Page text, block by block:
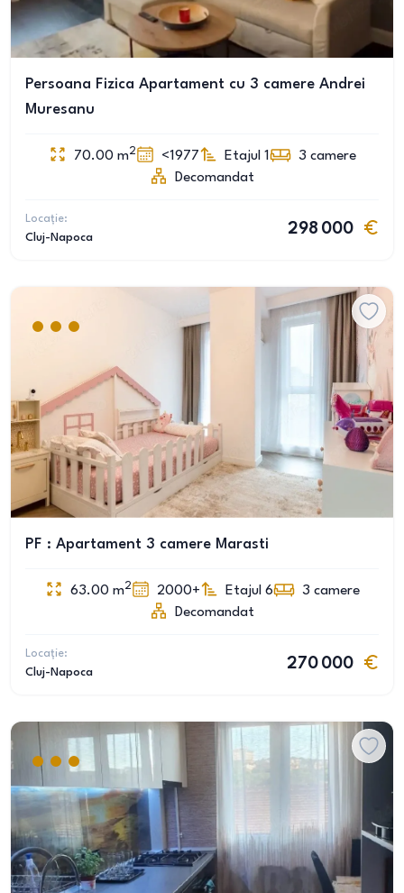
Persoana Fizica Apartament cu 3 camere Andrei
Muresanu
70.00 m2 <1977 Etajul 1 3 camere
Decomandat
Locație:
Cluj-Napoca
298 000
PF : Apartament 3 camere Marasti
63.00 m2 2000+ Etajul 6 3 camere
Decomandat
Locație:
Cluj-Napoca
270 000